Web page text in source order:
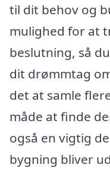
til dit behov og
mulighed for at
beslutning, så
dit drømmtag
det at samle
måde at finde
også en vigtig
bygning bliver